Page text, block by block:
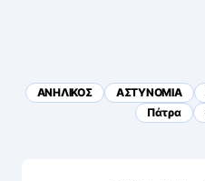
ΑΝΗΛΙΚΟΣ ΑΣΤΥΝΟΜΙΑ
Πάτρα